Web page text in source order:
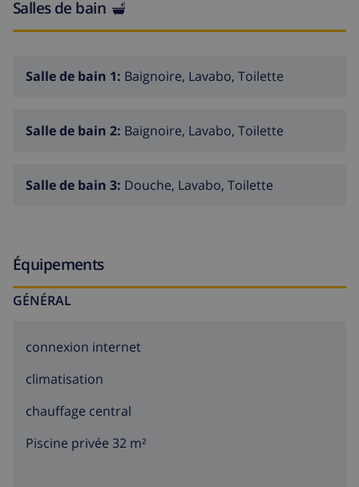
Salles de bain
Salle de bain 1: Baignoire, Lavabo, Toilette
Salle de bain 2: Baignoire, Lavabo, Toilette
Salle de bain 3: Douche, Lavabo, Toilette
Équipements
GÉNÉRAL
connexion internet
climatisation
chauffage central
Piscine privée 32 m²